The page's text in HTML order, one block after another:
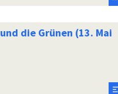
die Grünen (13. Mai